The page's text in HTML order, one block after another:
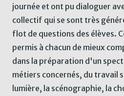
journée et ont pu dialoguer
collectif qui se sont très
flot de questions des élèves.
permis à chacun de mieux
dans la préparation d'un
métiers concernés, du travail
lumière, la scénographie, la